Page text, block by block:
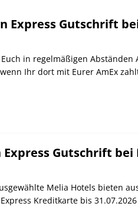
zum 20.05.2026
Koppers bis 01.12.2026 SCHIENE
Express Gutschrift
in regelmäßigen
Ihr dort mit Eurer AmEx
Express Gutschrift bei
Melia Hotels bieten
Kreditkarte bis